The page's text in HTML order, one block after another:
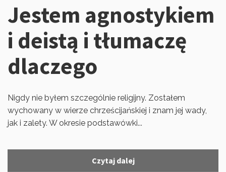
Jestem agnostykiem
i deistą i tłumaczę
dlaczego
Nigdy nie byłem szczególnie religijny. Zostałem
wychowany w wierze chrześcijańskiej i znam jej wady,
jak i zalety. W okresie podstawówki...
Czytaj dalej